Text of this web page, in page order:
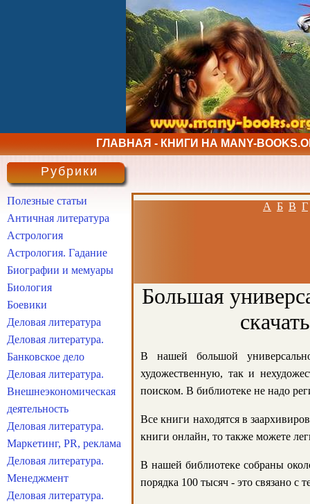
ГЛАВНАЯ - КНИГИ НА MANY-
А Б В Г
Большая
В нашей большой
художественную, так и
поиском. В библиотеке не надо
Все книги находятся в
книги онлайн, то также можете
В нашей библиотеке собраны
порядка 100 тысяч - это связано
Рубрики
Полезные статьи
Античная литература
Астрология
Астрология. Гадание
Биографии и мемуары
Биология
Боевики
Деловая литература
Деловая литература.
Банковское дело
Деловая литература.
Внешнеэкономическая
деятельность
Деловая литература.
Маркетинг, PR, реклама
Деловая литература.
Менеджмент
Деловая литература.